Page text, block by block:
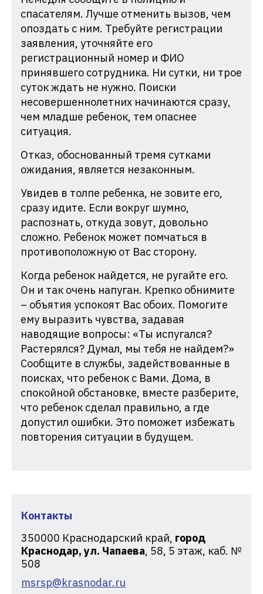
Контакты
350000 Краснодарский край, город
Краснодар, ул. Чапаева, 58, 5 этаж, каб. №
508
msrsp@krasnodar.ru
спасателям. Лучше отменить вызов, чем
опоздать с ним. Требуйте регистрации
заявления, уточняйте его
регистрационный номер и ФИО
принявшего сотрудника. Ни сутки, ни трое
суток ждать не нужно. Поиски
несовершеннолетних начинаются сразу,
чем младше ребенок, тем опаснее
ситуация.
Отказ, обоснованный тремя сутками
ожидания, является незаконным.
Увидев в толпе ребенка, не зовите его,
сразу идите. Если вокруг шумно,
распознать, откуда зовут, довольно
сложно. Ребенок может помчаться в
противоположную от Вас сторону.
Когда ребенок найдется, не ругайте его.
Он и так очень напуган. Крепко обнимите
– объятия успокоят Вас обоих. Помогите
ему выразить чувства, задавая
наводящие вопросы: «Ты испугался?
Растерялся? Думал, мы тебя не найдем?»
Сообщите в службы, задействованные в
поисках, что ребенок с Вами. Дома, в
спокойной обстановке, вместе разберите,
что ребенок сделал правильно, а где
допустил ошибки. Это поможет избежать
повторения ситуации в будущем.